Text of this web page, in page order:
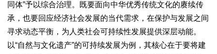
同体”予以综合治理。既要面向中华优秀传统文化的赓续传
承，也要回应经济社会发展的当代需求，在保护与发展之间
寻求动态平衡，为人类社会可持续性发展提供深层动能。
以“自然与文化遗产”的可持续发展为例，其核心在于要将建